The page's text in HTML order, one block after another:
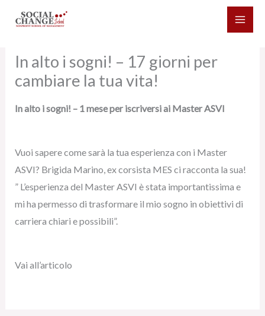
In alto i sogni! – 17 giorni per
cambiare la tua vita!
In alto i sogni! – 1 mese per iscriversi ai Master ASVI
Vuoi sapere come sarà la tua esperienza con i Master
ASVI? Brigida Marino, ex corsista MES ci racconta la sua!
” L’esperienza del Master ASVI è stata importantissima e
mi ha permesso di trasformare il mio sogno in obiettivi di
carriera chiari e possibili”.
Vai all’articolo